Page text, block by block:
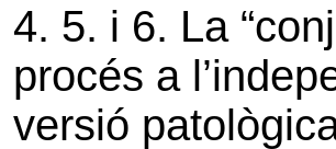
4. 5. i 6. La
procés a
versió